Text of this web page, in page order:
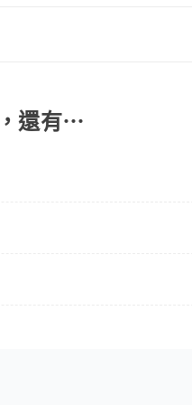
據自己的需要預定一定時
5年內新車，司機也絕對
價7~8折的主因來自於自
意味著使用到不熟悉的
定好要從台南市去宜蘭
還有⋯